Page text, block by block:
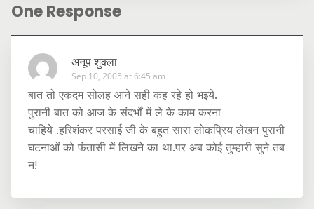
One Response
अनूप शुक्ला
Sep 10, 2005 at 6:45 am
बात तो एकदम सोलह आने सही कह रहे हो भइये.
पुरानी बात को आज के संदर्भों में ले के काम करना
चाहिये .हरिशंकर परसाई जी के बहुत सारा लोकप्रिय लेखन पुरानी
घटनाओं को फंतासी में लिखने का था.पर अब कोई तुम्हारी सुने तब
न!